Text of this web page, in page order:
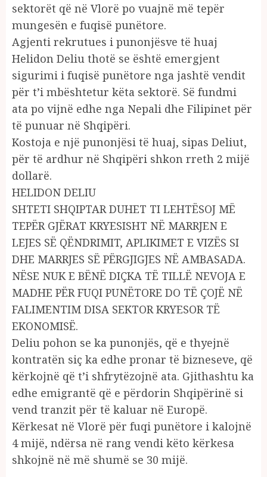
sektorët që në Vlorë po vuajnë më tepër
mungesën e fuqisë punëtore.
Agjenti rekrutues i punonjësve të huaj
Helidon Deliu thotë se është emergjent
sigurimi i fuqisë punëtore nga jashtë vendit
për t’i mbështetur këta sektorë. Së fundmi
ata po vijnë edhe nga Nepali dhe Filipinet për
të punuar në Shqipëri.
Kostoja e një punonjësi të huaj, sipas Deliut,
për të ardhur në Shqipëri shkon rreth 2 mijë
dollarë.
HELIDON DELIU
SHTETI SHQIPTAR DUHET TI LEHTËSOJ MË
TEPËR GJËRAT KRYESISHT NË MARRJEN E
LEJES SË QËNDRIMIT, APLIKIMET E VIZËS SI
DHE MARRJES SË PËRGJIGJES NË AMBASADA.
NËSE NUK E BËNË DIÇKA TË TILLË NEVOJA E
MADHE PËR FUQI PUNËTORE DO TË ÇOJË NË
FALIMENTIM DISA SEKTOR KRYESOR TË
EKONOMISË.
Deliu pohon se ka punonjës, që e thyejnë
kontratën siç ka edhe pronar të bizneseve, që
kërkojnë që t’i shfrytëzojnë ata. Gjithashtu ka
edhe emigrantë që e përdorin Shqipërinë si
vend tranzit për të kaluar në Europë.
Kërkesat në Vlorë për fuqi punëtore i kalojnë
4 mijë, ndërsa në rang vendi këto kërkesa
shkojnë në më shumë se 30 mijë.